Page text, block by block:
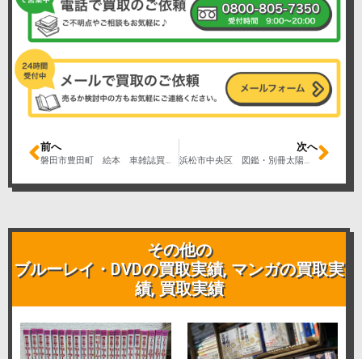
前へ
磐田市豊田町 絵本 車雑誌買取り オートスポーツ1970～1980年代
次へ
浜松市中央区 図鑑・別冊太陽買取り 日本産セミ科図鑑 昆虫探検図鑑1600 アゲハチョウの世界
その他の
ブルーレイ・DVDの買取実績, マンガの買取実
績, 買取実績